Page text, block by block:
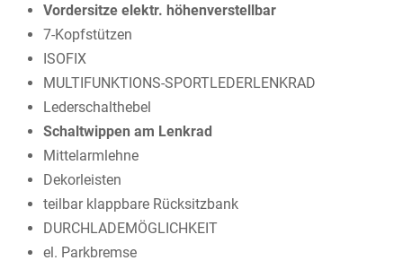
Vordersitze elektr. höhenverstellbar
7-Kopfstützen
ISOFIX
MULTIFUNKTIONS-SPORTLEDERLENKRAD
Lederschalthebel
Schaltwippen am Lenkrad
Mittelarmlehne
Dekorleisten
teilbar klappbare Rücksitzbank
DURCHLADEMÖGLICHKEIT
el. Parkbremse